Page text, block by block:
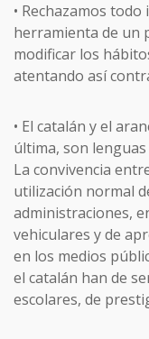
• Rechazamos
herramienta de un
modificar los
atentando así
• El catalán y el
última, son
La convivencia
utilización normal
administraciones,
vehiculares y de
en los medios
el catalán han de
escolares, de